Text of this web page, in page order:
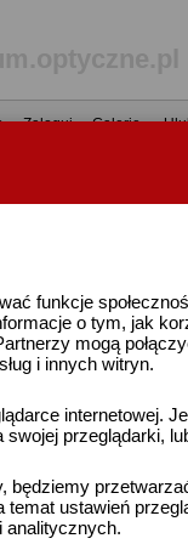
funkcje
o tym, jak
mogą
i innych witryn.
internetowej.
przeglądarki,
będziemy
ustawień
analitycznych.
•Zaloguj•Galerie•